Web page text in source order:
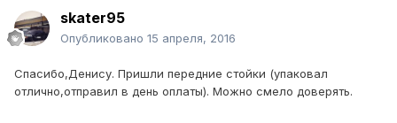
skater95
Опубликовано 15 апреля, 2016
Спасибо,Денису. Пришли передние стойки (упаковал
отлично,отправил в день оплаты). Можно смело доверять.